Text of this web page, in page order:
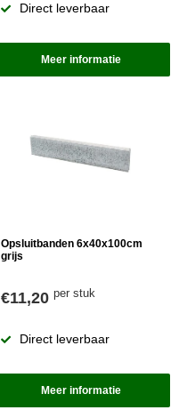
Direct leverbaar
Meer informatie
Opsluitbanden 6x40x100cm
grijs
€11,20per stuk
Direct leverbaar
Meer informatie